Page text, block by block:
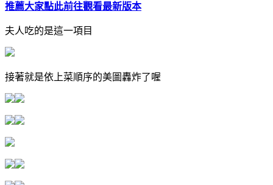
推薦大家點此前往觀看最新版本
夫人吃的是這一項目
接著就是依上菜順序的美圖轟炸了喔